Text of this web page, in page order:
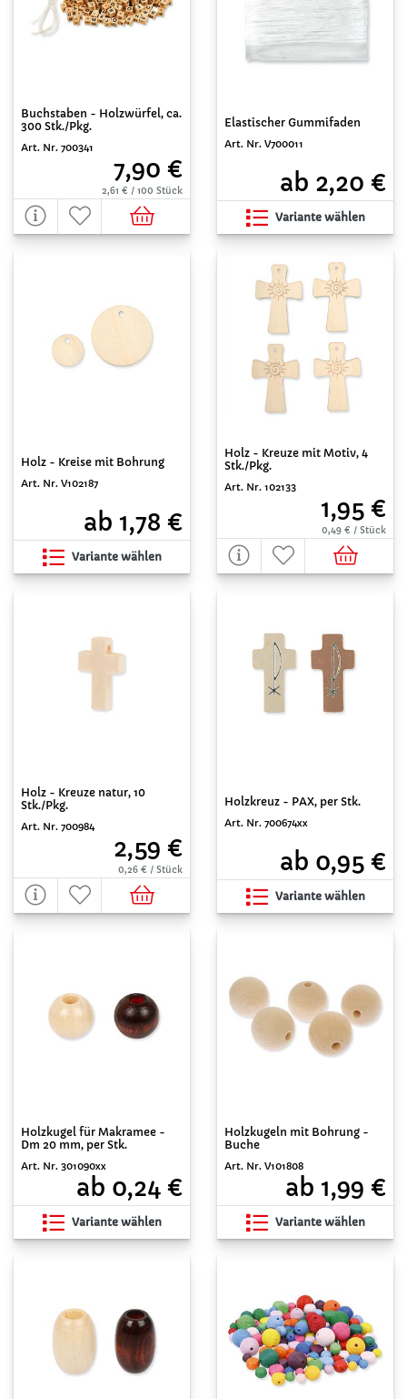
Buchstaben - Holzwürfel, ca.
300 Stk./Pkg.
Art. Nr. 700341
7,90 €
2,61 € / 100 Stück
Elastischer Gummifaden
Art. Nr. V700011
ab 2,20 €
Variante wählen
Holz - Kreise mit Bohrung
Art. Nr. V102187
ab 1,78 €
Variante wählen
Holz - Kreuze mit Motiv, 4
Stk./Pkg.
Art. Nr. 102133
1,95 €
0,49 € / Stück
Holz - Kreuze natur, 10
Stk./Pkg.
Art. Nr. 700984
2,59 €
0,26 € / Stück
Holzkreuz - PAX, per Stk.
Art. Nr. 700674xx
ab 0,95 €
Variante wählen
Holzkugel für Makramee -
Dm 20 mm, per Stk.
Art. Nr. 301090xx
ab 0,24 €
Variante wählen
Holzkugeln mit Bohrung -
Buche
Art. Nr. V101808
ab 1,99 €
Variante wählen